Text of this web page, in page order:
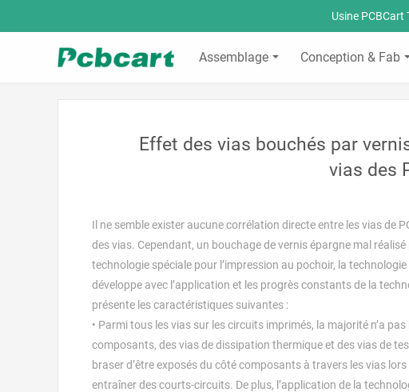
Usine
Assemblage Conception & Fab
Effet des vias bouchés par
vias des
Il ne semble exister aucune corrélation directe entre les vias de
des vias. Cependant, un bouchage de vernis épargne mal
technologie spéciale pour l’impression au pochoir, la
développe avec l’application et les progrès constants de la
présente les caractéristiques suivantes :
• Parmi tous les vias sur les circuits imprimés, la majorité n’a
composants, des vias de dissipation thermique et des vias de
braser d’être exposés du côté composants à travers les vias
entraîner des courts-circuits. De plus, l’application de la